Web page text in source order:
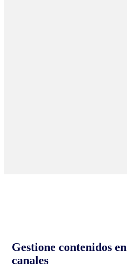
Gestione contenidos
canales